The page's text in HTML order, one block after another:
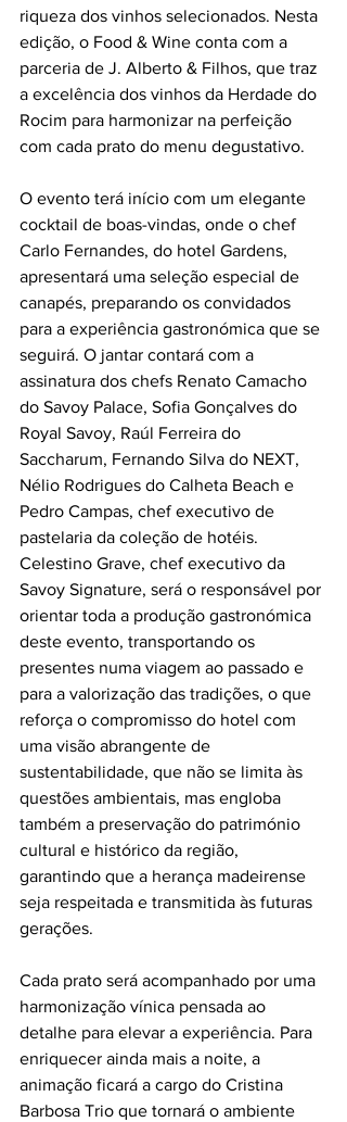
riqueza dos vinhos selecionados. Nesta
edição, o Food & Wine conta com a
parceria de J. Alberto & Filhos, que traz
a excelência dos vinhos da Herdade do
Rocim para harmonizar na perfeição
com cada prato do menu degustativo.
O evento terá início com um elegante
cocktail de boas-vindas, onde o chef
Carlo Fernandes, do hotel Gardens,
apresentará uma seleção especial de
canapés, preparando os convidados
para a experiência gastronómica que se
seguirá. O jantar contará com a
assinatura dos chefs Renato Camacho
do Savoy Palace, Sofia Gonçalves do
Royal Savoy, Raúl Ferreira do
Saccharum, Fernando Silva do NEXT,
Nélio Rodrigues do Calheta Beach e
Pedro Campas, chef executivo de
pastelaria da coleção de hotéis.
Celestino Grave, chef executivo da
Savoy Signature, será o responsável por
orientar toda a produção gastronómica
deste evento, transportando os
presentes numa viagem ao passado e
para a valorização das tradições, o que
reforça o compromisso do hotel com
uma visão abrangente de
sustentabilidade, que não se limita às
questões ambientais, mas engloba
também a preservação do património
cultural e histórico da região,
garantindo que a herança madeirense
seja respeitada e transmitida às futuras
gerações.
Cada prato será acompanhado por uma
harmonização vínica pensada ao
detalhe para elevar a experiência. Para
enriquecer ainda mais a noite, a
animação ficará a cargo do Cristina
Barbosa Trio que tornará o ambiente